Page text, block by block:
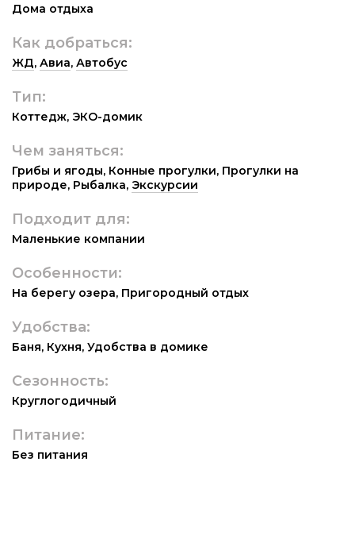
Дома отдыха
Как добраться:
ЖД, Авиа, Автобус
Тип:
Коттедж, ЭКО-домик
Чем заняться:
Грибы и ягоды, Конные прогулки, Прогулки на
природе, Рыбалка, Экскурсии
Подходит для:
Маленькие компании
Особенности:
На берегу озера, Пригородный отдых
Удобства:
Баня, Кухня, Удобства в домике
Сезонность:
Круглогодичный
Питание:
Без питания